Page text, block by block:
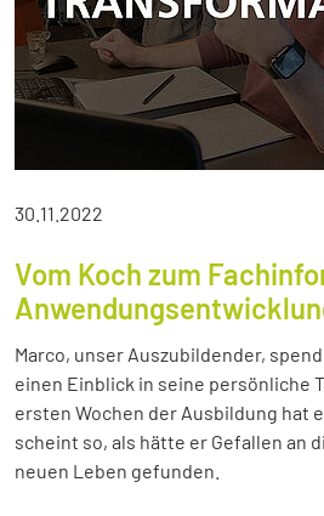
30.11.2022
Vom Koch zum
Marco, unser Auszubildender,
einen Einblick in seine persönliche
ersten Wochen der Ausbildung hat
scheint so, als hätte er Gefallen an
neuen Leben gefunden.